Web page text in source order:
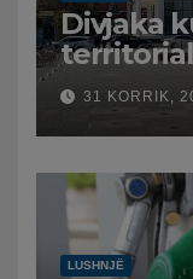
Divjaka
protestë.
31 KORRIK,
LUSHNJË